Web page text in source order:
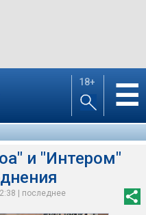
18+ ☰
и "Интером"
| последнее